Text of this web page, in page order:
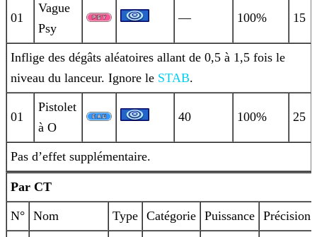
01
Vague
Psy
— 100% 15
Inflige des dégâts aléatoires allant de 0,5 à 1,5 fois le
niveau du lanceur. Ignore le STAB.
01
Pistolet
à O
40 100% 25
Pas d’effet supplémentaire.
Par CT
N° Nom Type Catégorie Puissance Précision